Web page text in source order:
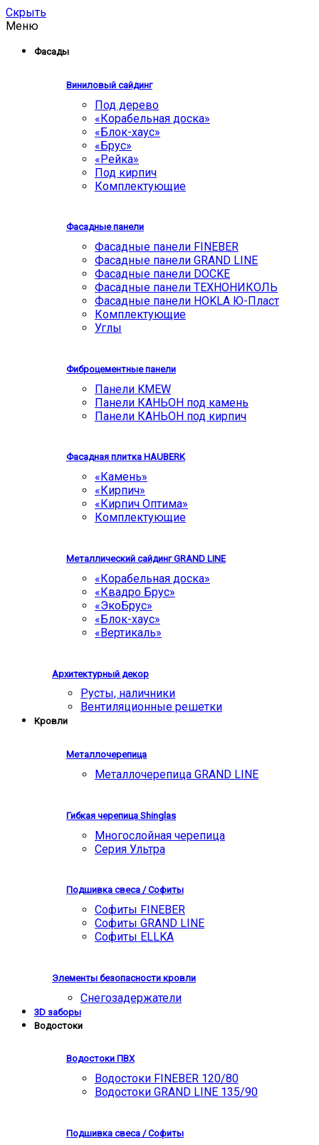
Скрыть
Меню
Фасады
Виниловый сайдинг
Под дерево
«Корабельная доска»
«Блок-хаус»
«Брус»
«Рейка»
Под кирпич
Комплектующие
Фасадные панели
Фасадные панели FINEBER
Фасадные панели GRAND LINE
Фасадные панели DOCKE
Фасадные панели ТЕХНОНИКОЛЬ
Фасадные панели HOKLA Ю-Пласт
Комплектующие
Углы
Фиброцементные панели
Панели KMEW
Панели КАНЬОН под камень
Панели КАНЬОН под кирпич
Фасадная плитка HAUBERK
«Камень»
«Кирпич»
«Кирпич Оптима»
Комплектующие
Металлический сайдинг GRAND LINE
«Корабельная доска»
«Квадро Брус»
«ЭкоБрус»
«Блок-хаус»
«Вертикаль»
Архитектурный декор
Русты, наличники
Вентиляционные решетки
Кровли
Металлочерепица
Металлочерепица GRAND LINE
Гибкая черепица Shinglas
Многослойная черепица
Серия Ультра
Подшивка свеса / Софиты
Софиты FINEBER
Софиты GRAND LINE
Софиты ELLKA
Элементы безопасности кровли
Снегозадержатели
3D заборы
Водостоки
Водостоки ПВХ
Водостоки FINEBER 120/80
Водостоки GRAND LINE 135/90
Подшивка свеса / Софиты